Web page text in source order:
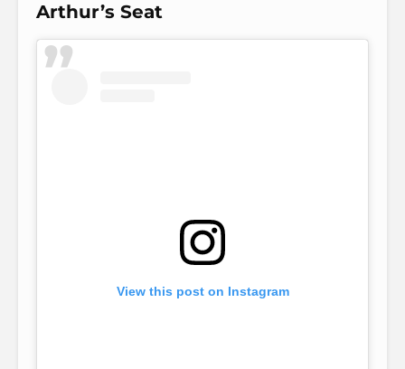
Arthur’s Seat
View this post on Instagram